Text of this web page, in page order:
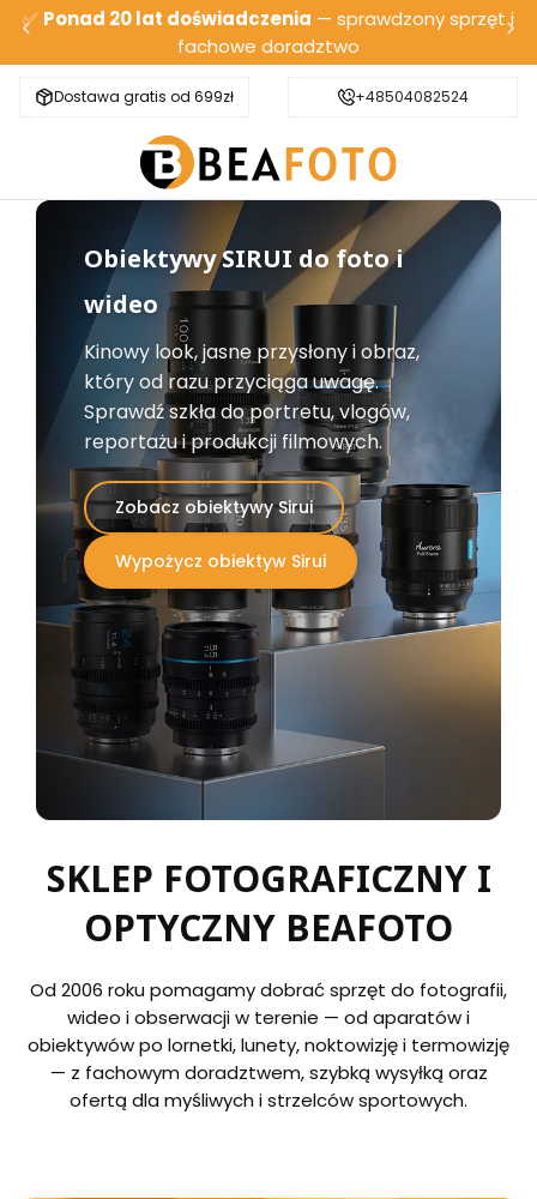
✅ Ponad 20 lat doświadczenia — sprawdzony sprzęt i
fachowe doradztwo
Dostawa gratis od 699zł Bezpieczna wysyłka
+48504082524
Obiektywy SIRUI do foto i
wideo
Kinowy look, jasne przysłony i obraz,
który od razu przyciąga uwagę.
Sprawdź szkła do portretu, vlogów,
reportażu i produkcji filmowych.
Zobacz obiektywy Sirui
Wypożycz obiektyw Sirui
SKLEP FOTOGRAFICZNY I
OPTYCZNY BEAFOTO
Od 2006 roku pomagamy dobrać sprzęt do fotografii,
wideo i obserwacji w terenie — od aparatów i
obiektywów po lornetki, lunety, noktowizję i termowizję
— z fachowym doradztwem, szybką wysyłką oraz
ofertą dla myśliwych i strzelców sportowych.